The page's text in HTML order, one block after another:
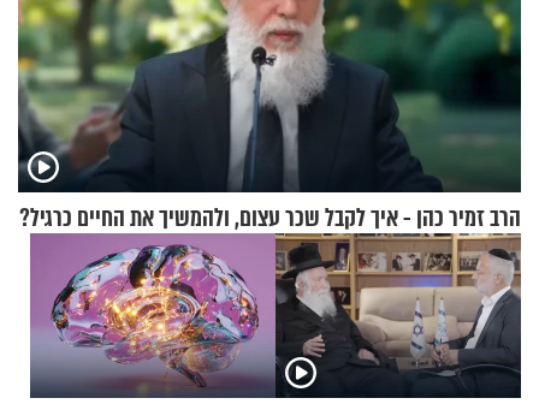
הרב זמיר כהן - איך לקבל שכר עצום, ולהמשיך את החיים כרגיל?